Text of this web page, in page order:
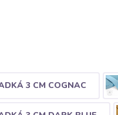
3 CM COGNAC